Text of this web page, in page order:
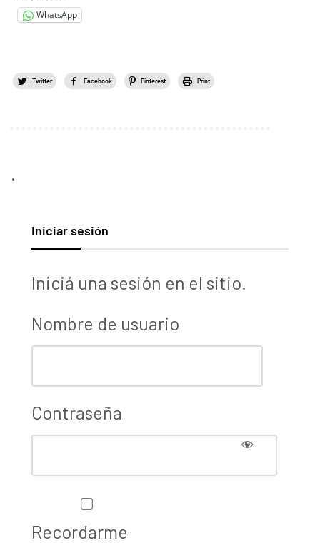
WhatsApp
Twitter Facebook Pinterest Print
.
Iniciar sesión
Iniciá una sesión en el sitio.
Nombre de usuario
Contraseña
Recordarme